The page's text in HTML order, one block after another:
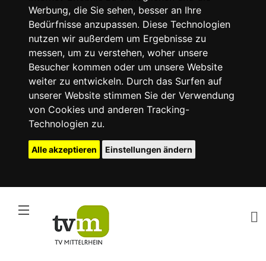
Werbung, die Sie sehen, besser an Ihre
Bedürfnisse anzupassen. Diese Technologien
nutzen wir außerdem um Ergebnisse zu
messen, um zu verstehen, woher unsere
Besucher kommen oder um unsere Website
weiter zu entwickeln. Durch das Surfen auf
unserer Website stimmen Sie der Verwendung
von Cookies und anderen Tracking-
Technologien zu.
Alle akzeptieren Einstellungen ändern